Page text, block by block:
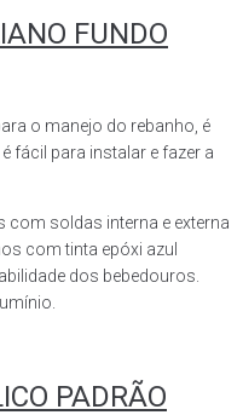
FUNDO
o manejo do rebanho, é
fácil para instalar e fazer a
soldas interna e externa
com tinta epóxi azul
dos bebedouros.
PADRÃO